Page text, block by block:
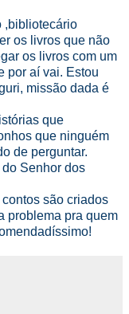
,bibliotecário
os livros que não
os livros com um
por aí vai. Estou
missão dada é
que
que ninguém
de perguntar.
Senhor dos
são criados
problema pra quem